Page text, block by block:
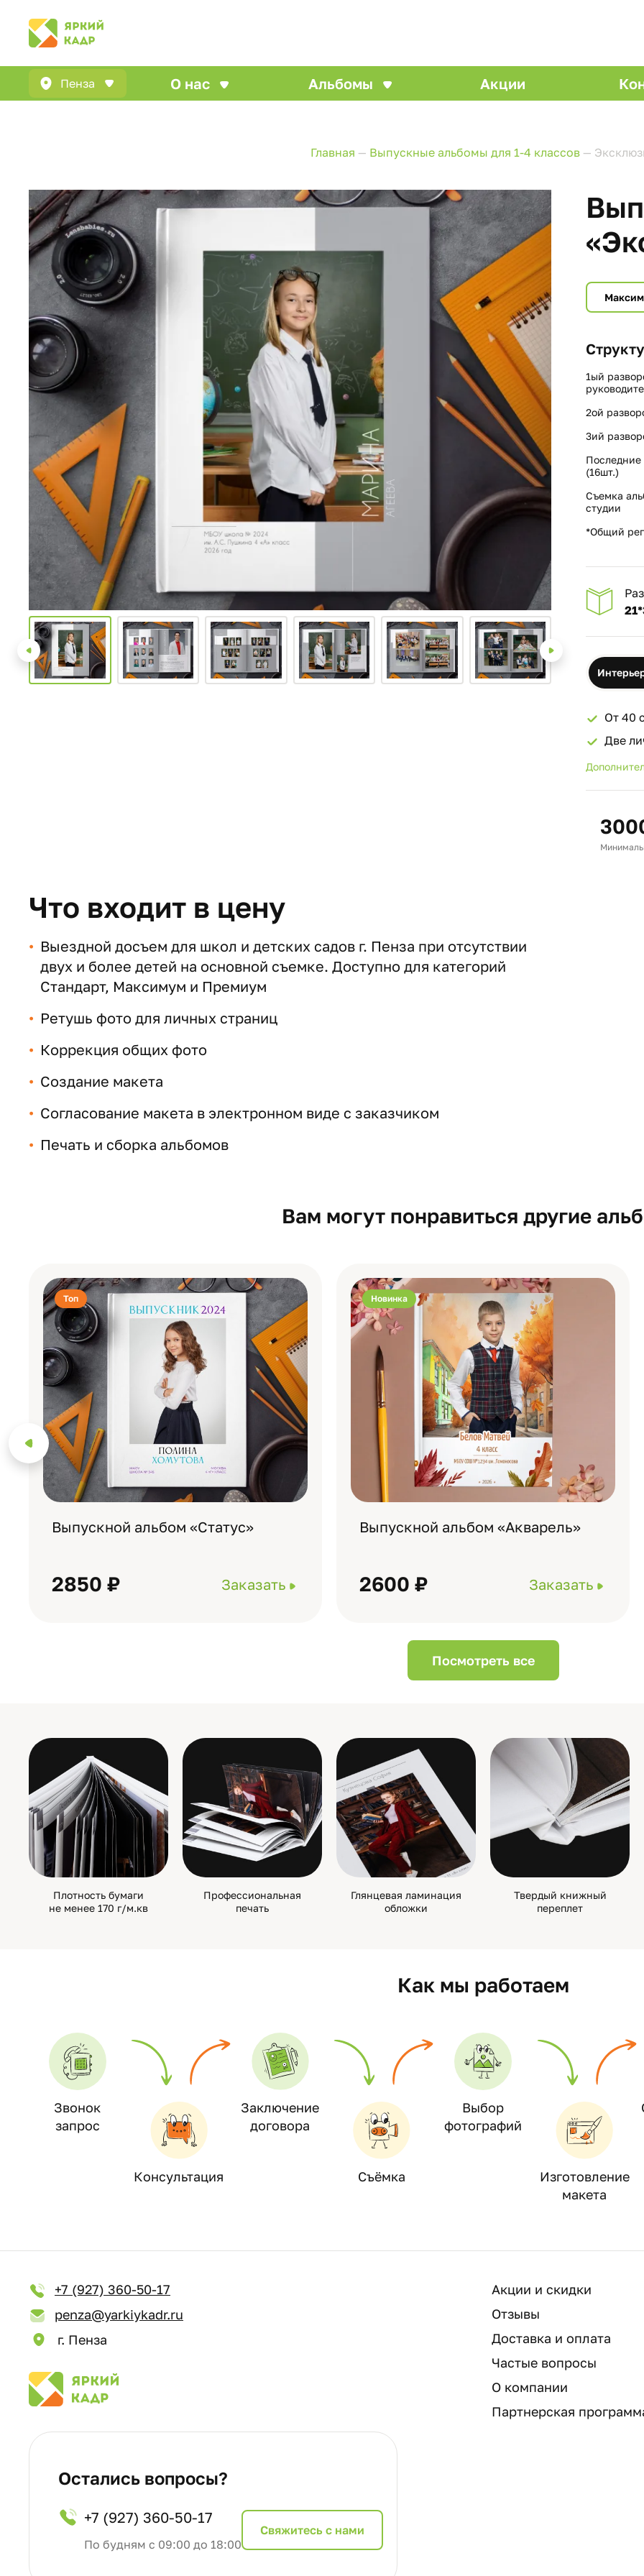
Пенза О нас Альбомы Акции
Главная — Выпускные альбомы для 1-4 классов—
1ый
2ой
3ий
Последние
(16шт.)
Съемка
студии
*Общий
От 40
Две
Что входит в цену
Выездной досъем для школ и детских садов г. Пенза при отсутствии
двух и более детей на основной съемке. Доступно для категорий
Стандарт, Максимум и Премиум
Ретушь фото для личных страниц
Коррекция общих фото
Создание макета
Согласование макета в электронном виде с заказчиком
Печать и сборка альбомов
Вам могут понравиться другие
Топ
Выпускной альбом «Статус»
2850 ₽ Заказать
Новинка
Выпускной альбом «Акварель»
2600 ₽ Заказать
Посмотреть все
Плотность бумаги
не менее 170 г/м.кв
Профессиональная
печать
Глянцевая ламинация
обложки
Твердый книжный
переплет
Как мы работаем
Звонок
запрос
Консультация
Заключение
договора
Съёмка
Выбор
фотографий
Изготовление
макета
+7 (927) 360-50-17
penza@yarkiykadr.ru
г. Пенза
Акции и скидки
Отзывы
Доставка и оплата
Частые вопросы
О компании
Партнерская
Остались вопросы?
+7 (927) 360-50-17
По будням с 09:00 до 18:00
Cвяжитесь с нами